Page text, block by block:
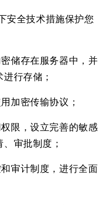
安全技术措施保护您
储存在服务器中，并
行存储；
加密传输协议；
限，设立完善的敏感
审批制度；
审计制度，进行全面